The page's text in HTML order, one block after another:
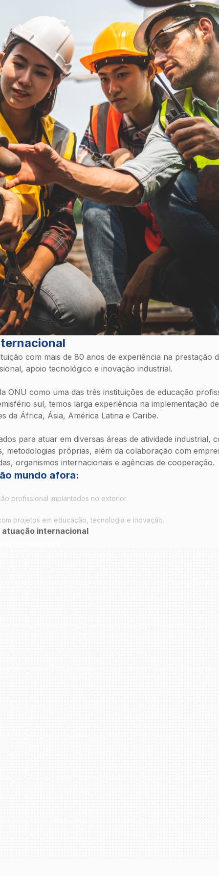
com mais de 80 anos de experiência na prestação
apoio tecnológico e inovação industrial.
ONU como uma das três instituições de educação
sul, temos larga experiência na implementação
da África, Ásia, América Latina e Caribe.
para atuar em diversas áreas de atividade industrial,
metodologias próprias, além da colaboração com
organismos internacionais e agências de cooperação.
mundo afora:
profissional implantados no exterior.
projetos em educação, tecnologia e inovação.
atuação internacional